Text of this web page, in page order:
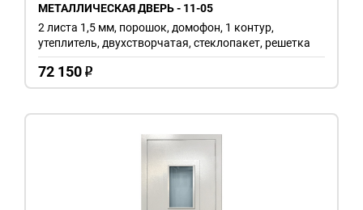
МЕТАЛЛИЧЕСКАЯ ДВЕРЬ - 11-05
72 150 o
2 листа 1,5 мм, порошок, домофон, 1 контур,
утеплитель, двухстворчатая, стеклопакет, решетка